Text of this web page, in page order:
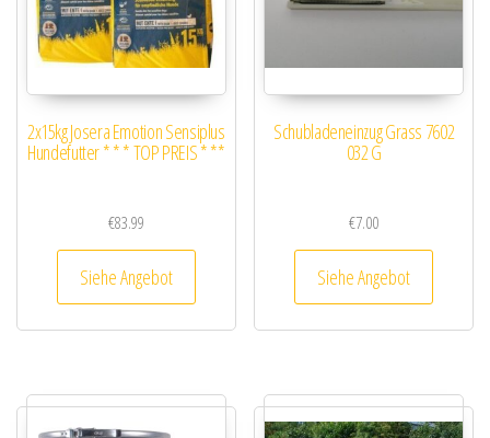
2x15kg Josera Emotion Sensiplus
Hundefutter * * * TOP PREIS * **
€83.99
Siehe Angebot
Schubladeneinzug Grass 7602
032 G
€7.00
Siehe Angebot